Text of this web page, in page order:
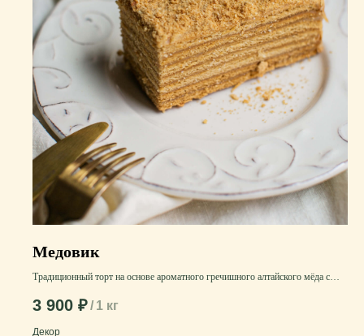
Медовик
Традиционный торт на основе ароматного гречишного алтайского мёда с
3 900 ₽/ 1 кг
Декор